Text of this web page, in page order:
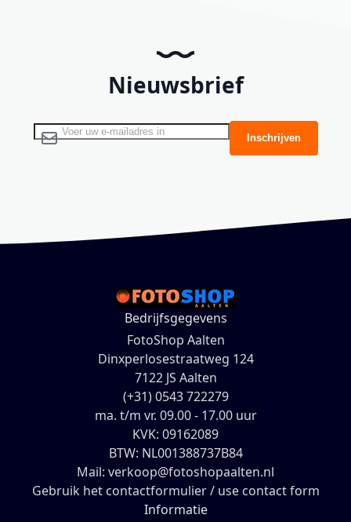
Nieuwsbrief
Abonneer u op onze nieuwsbrief Inschrijven
Bedrijfsgegevens
FotoShop Aalten
Dinxperlosestraatweg 124
7122 JS Aalten
(+31) 0543 722279
ma. t/m vr. 09.00 - 17.00 uur
KVK: 09162089
BTW: NL001388737B84
Mail: verkoop@fotoshopaalten.nl
Gebruik het contactformulier / use contact form
Informatie